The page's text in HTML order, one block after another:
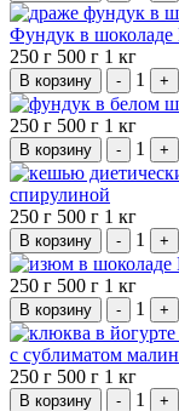
Фундук в шоколаде
250 г 500 г 1 кг
В корзину - 1 +
250 г 500 г 1 кг
В корзину - 1 +
спирулиной
250 г 500 г 1 кг
В корзину - 1 +
250 г 500 г 1 кг
В корзину - 1 +
с сублиматом
250 г 500 г 1 кг
В корзину - 1 +